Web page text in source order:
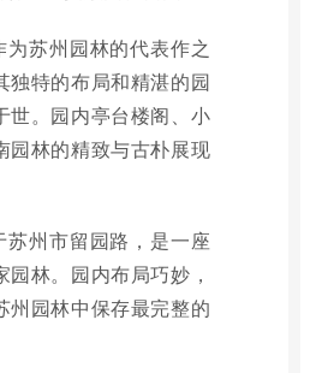
为苏州园林的代表作之
独特的布局和精湛的园
世。园内亭台楼阁、小
园林的精致与古朴展现
苏州市留园路，是一座
林。园内布局巧妙，
州园林中保存最完整的